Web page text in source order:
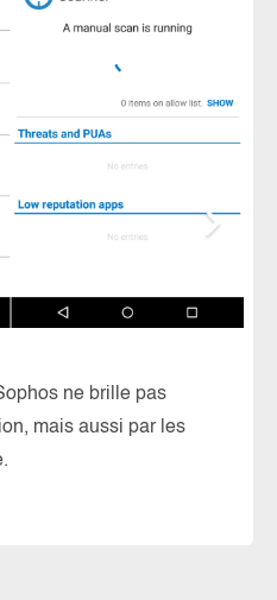
ne brille pas
mais aussi par les